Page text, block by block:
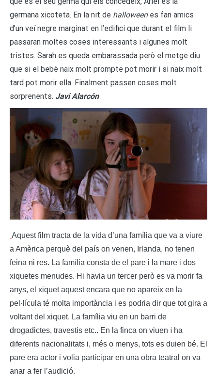
germana xicoteta. En la nit de halloween es fan amics
d’un veí negre marginat en l’edifici que durant el film li
passaran moltes coses interessants i algunes molt
tristes. Sarah es queda embarassada però el metge diu
que si el bebè naix molt prompte pot morir i si naix molt
tard pot morir ella. Finalment passen coses molt
sorprenents. Javi Alarcón
Aquest film tracta de la vida d’una família que va a viure
a Amèrica perquè del país on venen, Irlanda, no tenen
feina ni res. La família consta de el pare i la mare i dos
xiquetes menudes. Hi havia un tercer però es va morir fa
anys, el xiquet aquest encara que no apareix en la
pel·lícula té molta importància i es podria dir que tot gira a
voltant del xiquet. La família viu en un barri de
drogadictes, travestis etc.. En la finca on viuen i ha
diferents nacionalitats i, més o menys, tots es duien bé. El
pare era actor i volia participar en una obra teatral on va
anar a fer l’audició.